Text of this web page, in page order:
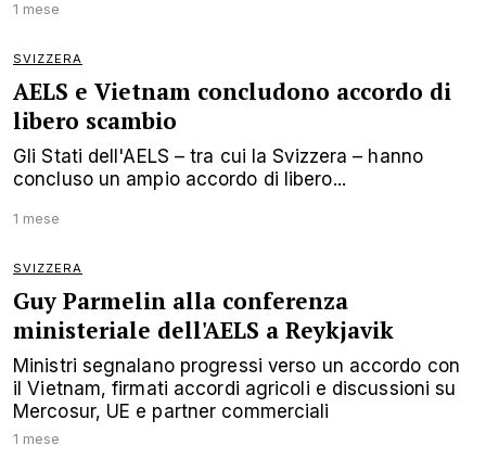
1 mese
SVIZZERA
AELS e Vietnam concludono accordo di
libero scambio
Gli Stati dell'AELS – tra cui la Svizzera – hanno
concluso un ampio accordo di libero...
1 mese
SVIZZERA
Guy Parmelin alla conferenza
ministeriale dell'AELS a Reykjavik
Ministri segnalano progressi verso un accordo con
il Vietnam, firmati accordi agricoli e discussioni su
Mercosur, UE e partner commerciali
1 mese